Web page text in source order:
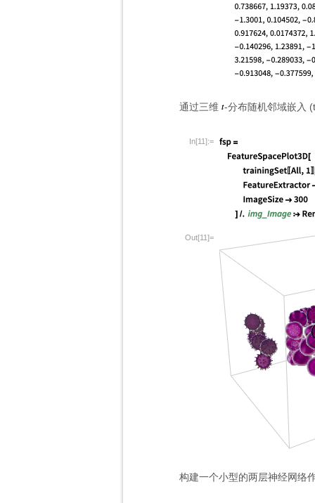
通过三维 -分布随机邻域嵌入
In[11]:=
Out[11]=
构建一个小型的两层神经网络